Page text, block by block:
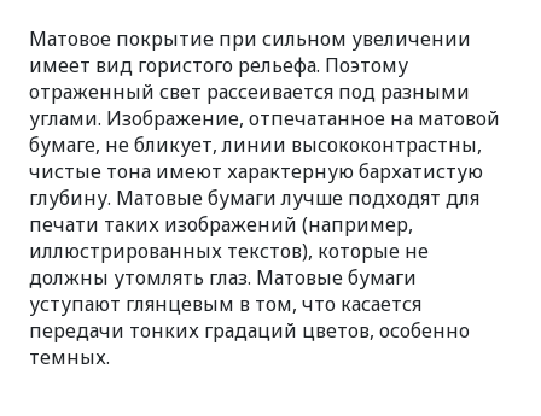
Матовое покрытие при сильном увеличении
имеет вид гористого рельефа. Поэтому
отраженный свет рассеивается под разными
углами. Изображение, отпечатанное на матовой
бумаге, не бликует, линии высококонтрастны,
чистые тона имеют характерную бархатистую
глубину. Матовые бумаги лучше подходят для
печати таких изображений (например,
иллюстрированных текстов), которые не
должны утомлять глаз. Матовые бумаги
уступают глянцевым в том, что касается
передачи тонких градаций цветов, особенно
темных.